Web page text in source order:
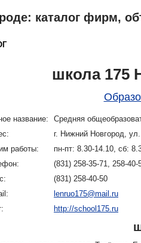
каталог фирм,
школа 175
название:
Средняя
г. Нижний Новгород,
работы:
пн-пт: 8.30-14.10, сб:
(831) 258-35-71, 258-40-
(831) 258-40-50
lenruo175@mail.ru
http://school175.ru